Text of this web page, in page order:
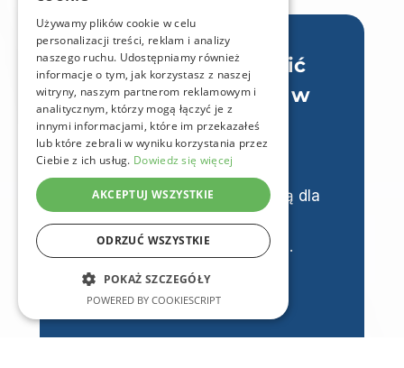
dba o bezpieczeństwo, monitoruje
temperaturę ogniw i optymalizuje ich
żywotność.Chcesz wprowadzić
swoją spółdzielnię w
nową erę
energetyczną?
Nasi inżynierowie przygotują dla
Ciebie bezpłatny audyt i
symulację oszczędności.
888 149 111
Używamy plików cookie w celu
personalizacji treści, reklam i analizy
naszego ruchu. Udostępniamy również
informacje o tym, jak korzystasz z naszej
witryny, naszym partnerom reklamowym i
analitycznym, którzy mogą łączyć je z
innymi informacjami, które im przekazałeś
lub które zebrali w wyniku korzystania przez
Ciebie z ich usług. Dowiedz się więcej
AKCEPTUJ WSZYSTKIE
ODRZUĆ WSZYSTKIE
POKAŻ SZCZEGÓŁY
POWERED BY COOKIESCRIPT